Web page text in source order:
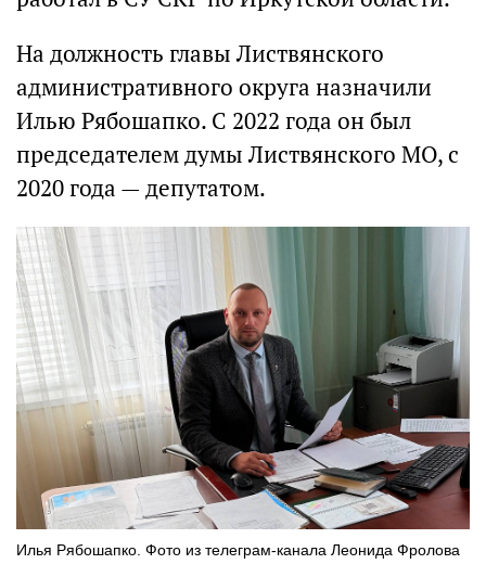
На должность главы Листвянского
административного округа назначили
Илью Рябошапко. С 2022 года он был
председателем думы Листвянского МО, с
2020 года — депутатом.
Илья Рябошапко. Фото из телеграм-канала Леонида Фролова